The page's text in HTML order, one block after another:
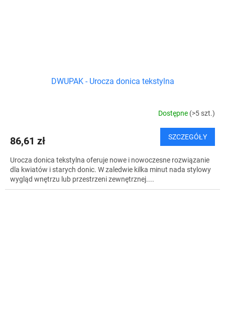
DWUPAK - Urocza donica tekstylna
Dostępne (>5 szt.)
86,61 zł SZCZEGÓŁY
Urocza donica tekstylna oferuje nowe i nowoczesne rozwiązanie
dla kwiatów i starych donic. W zaledwie kilka minut nada stylowy
wygląd wnętrzu lub przestrzeni zewnętrznej....